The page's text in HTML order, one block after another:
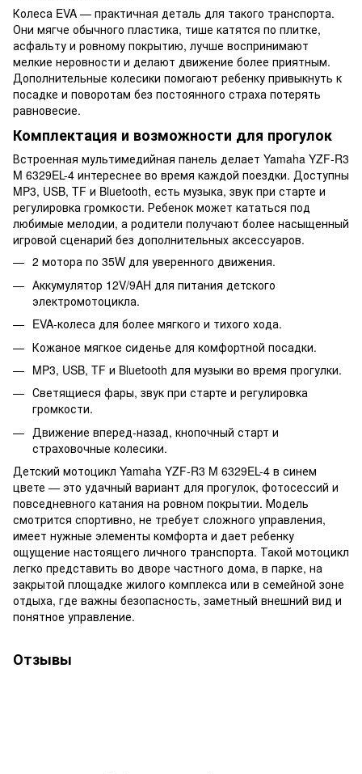
Колеса EVA — практичная деталь для такого транспорта.
Они мягче обычного пластика, тише катятся по плитке,
асфальту и ровному покрытию, лучше воспринимают
мелкие неровности и делают движение более приятным.
Дополнительные колесики помогают ребенку привыкнуть к
посадке и поворотам без постоянного страха потерять
равновесие.
Комплектация и возможности для прогулок
Встроенная мультимедийная панель делает Yamaha YZF-R3
M 6329EL-4 интереснее во время каждой поездки. Доступны
MP3, USB, TF и Bluetooth, есть музыка, звук при старте и
регулировка громкости. Ребенок может кататься под
любимые мелодии, а родители получают более насыщенный
игровой сценарий без дополнительных аксессуаров.
2 мотора по 35W для уверенного движения.
Аккумулятор 12V/9AH для питания детского
электромотоцикла.
EVA-колеса для более мягкого и тихого хода.
Кожаное мягкое сиденье для комфортной посадки.
MP3, USB, TF и Bluetooth для музыки во время прогулки.
Светящиеся фары, звук при старте и регулировка
громкости.
Движение вперед-назад, кнопочный старт и
страховочные колесики.
Детский мотоцикл Yamaha YZF-R3 M 6329EL-4 в синем
цвете — это удачный вариант для прогулок, фотосессий и
повседневного катания на ровном покрытии. Модель
смотрится спортивно, не требует сложного управления,
имеет нужные элементы комфорта и дает ребенку
ощущение настоящего личного транспорта. Такой мотоцикл
легко представить во дворе частного дома, в парке, на
закрытой площадке жилого комплекса или в семейной зоне
отдыха, где важны безопасность, заметный внешний вид и
понятное управление.
Отзывы